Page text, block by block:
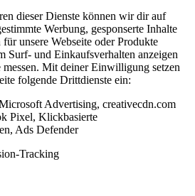
dieser Dienste können wir dir auf
Werbung, gesponserte Inhalte
unsere Webseite oder Produkte
Surf- und Einkaufsverhalten anzeigen
Mit deiner Einwilligung setzen
folgende Drittdienste ein:
Advertising, creativecdn.com
Pixel, Klickbasierte
Ads Defender
Tracking